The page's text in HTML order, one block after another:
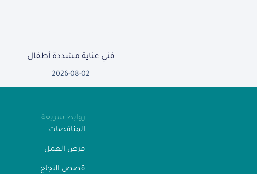
فني عناية مشددة أطفال
2026-08-02
روابط سريعة
المناقصات
فرص العمل
قصص النجاح